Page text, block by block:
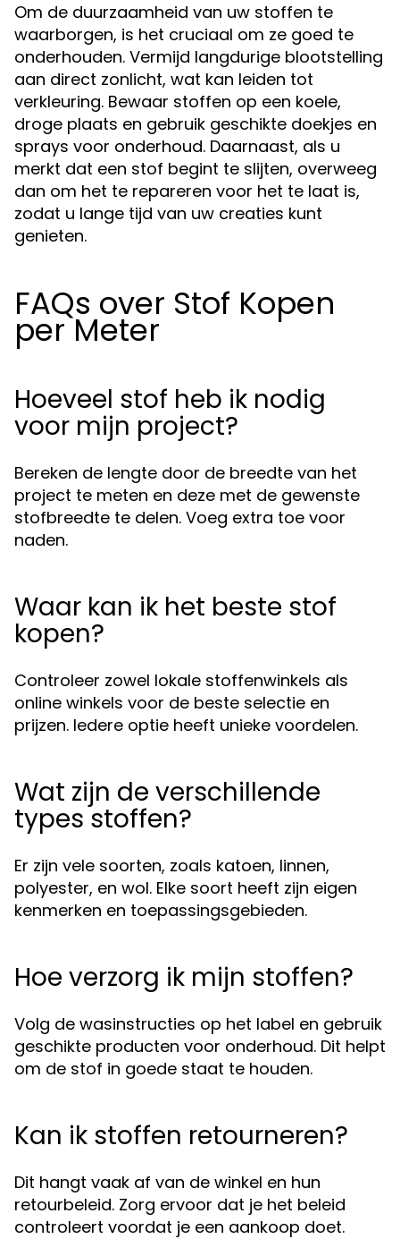
Om de duurzaamheid van uw stoffen te
waarborgen, is het cruciaal om ze goed te
onderhouden. Vermijd langdurige blootstelling
aan direct zonlicht, wat kan leiden tot
verkleuring. Bewaar stoffen op een koele,
droge plaats en gebruik geschikte doekjes en
sprays voor onderhoud. Daarnaast, als u
merkt dat een stof begint te slijten, overweeg
dan om het te repareren voor het te laat is,
zodat u lange tijd van uw creaties kunt
genieten.
FAQs over Stof Kopen
per Meter
Hoeveel stof heb ik nodig
voor mijn project?
Bereken de lengte door de breedte van het
project te meten en deze met de gewenste
stofbreedte te delen. Voeg extra toe voor
naden.
Waar kan ik het beste stof
kopen?
Controleer zowel lokale stoffenwinkels als
online winkels voor de beste selectie en
prijzen. Iedere optie heeft unieke voordelen.
Wat zijn de verschillende
types stoffen?
Er zijn vele soorten, zoals katoen, linnen,
polyester, en wol. Elke soort heeft zijn eigen
kenmerken en toepassingsgebieden.
Hoe verzorg ik mijn stoffen?
Volg de wasinstructies op het label en gebruik
geschikte producten voor onderhoud. Dit helpt
om de stof in goede staat te houden.
Kan ik stoffen retourneren?
Dit hangt vaak af van de winkel en hun
retourbeleid. Zorg ervoor dat je het beleid
controleert voordat je een aankoop doet.